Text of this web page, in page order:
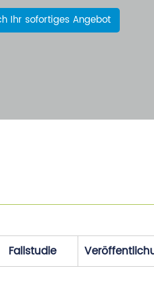
Ihr sofortiges Angebot
Fallstudie